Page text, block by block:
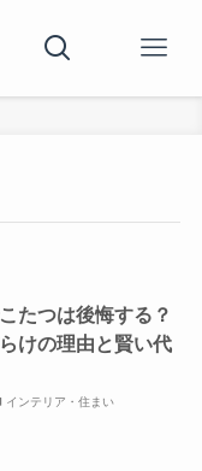
たつは後悔する？
けの理由と賢い代
インテリア・住まい